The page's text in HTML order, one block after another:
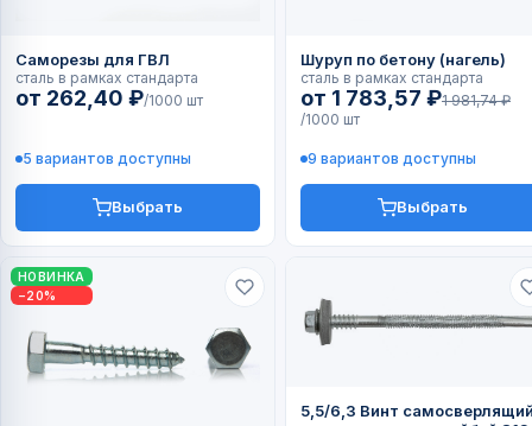
Саморезы для ГВЛ
сталь в рамках стандарта
от 262,40 ₽/1000 шт
5 вариантов доступны
Выбрать
Шуруп по бетону (нагель)
сталь в рамках стандарта
от 1 783,57 ₽1 981,74 ₽
/1000 шт
9 вариантов доступны
Выбрать
НОВИНКА
−20%
5,5/6,3 Винт